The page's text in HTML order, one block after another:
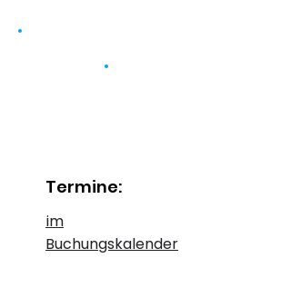
Termine:
im
Buchungskalender